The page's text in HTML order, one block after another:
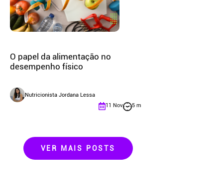
O papel da alimentação no
desempenho físico
Nutricionista Jordana Lessa
11 Nov
5 m
VER MAIS POSTS